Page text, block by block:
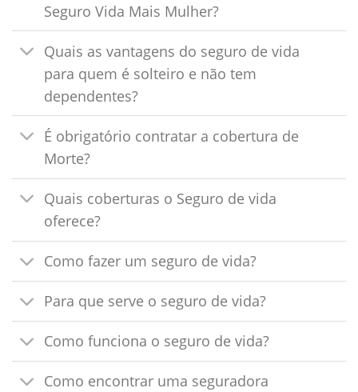
Seguro Vida Mais Mulher?
Quais as vantagens do seguro de vida
para quem é solteiro e não tem
dependentes?
É obrigatório contratar a cobertura de
Morte?
Quais coberturas o Seguro de vida
oferece?
Como fazer um seguro de vida?
Para que serve o seguro de vida?
Como funciona o seguro de vida?
Como encontrar uma seguradora